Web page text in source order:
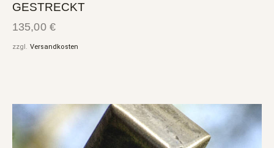
GESTRECKT
135,00 €
zzgl. Versandkosten